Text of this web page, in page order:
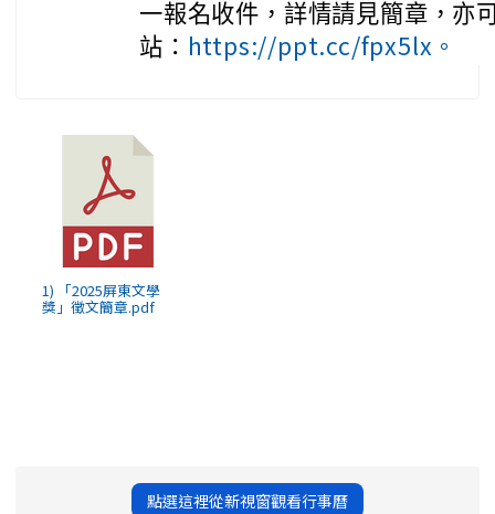
一報名收件，詳情請見簡章，亦
站： https://ppt.cc/fpx5lx。
1) 「2025屏東文學
獎」徵文簡章.pdf
點選這裡從新視窗觀看行事曆